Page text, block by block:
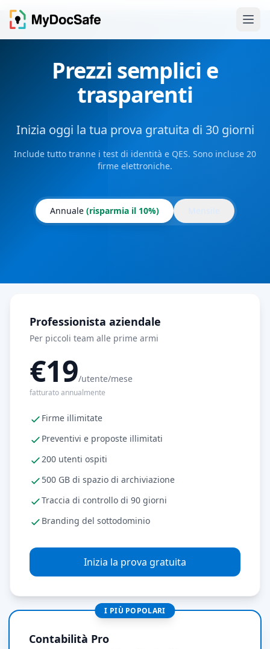
Prezzi semplici e
trasparenti
Inizia oggi la tua prova gratuita di 30 giorni
Include tutto tranne i test di identità e QES. Sono incluse 20
firme elettroniche.
Annuale (risparmia il 10%)
Professionista aziendale
Per piccoli team alle prime armi
€19/utente/mese
fatturato annualmente
Firme illimitate
Preventivi e proposte illimitati
200 utenti ospiti
500 GB di spazio di archiviazione
Traccia di controllo di 90 giorni
Branding del sottodominio
Inizia la prova gratuita
I PIÙ POPOLARI
Contabilità Pro